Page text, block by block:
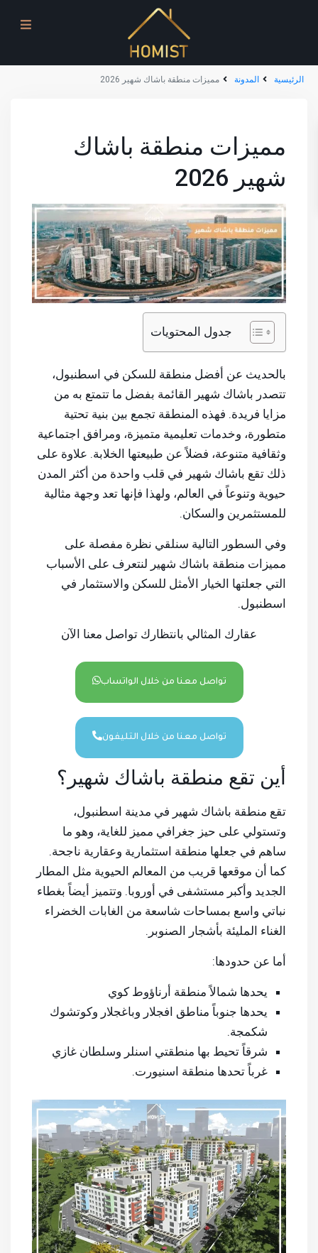
الرئيسية المدونة مميزات منطقة باشاك شهير 2026
مميزات منطقة باشاك
شهير 2026
جدول المحتويات
بالحديث عن أفضل منطقة للسكن في اسطنبول،
تتصدر باشاك شهير القائمة بفضل ما تتمتع به من
مزايا فريدة. فهذه المنطقة تجمع بين بنية تحتية
متطورة، وخدمات تعليمية متميزة، ومرافق اجتماعية
وثقافية متنوعة، فضلاً عن طبيعتها الخلابة. علاوة على
ذلك تقع باشاك شهير في قلب واحدة من أكثر المدن
حيوية وتنوعاً في العالم، ولهذا فإنها تعد وجهة مثالية
للمستثمرين والسكان.
وفي السطور التالية سنلقي نظرة مفصلة على
مميزات منطقة باشاك شهير لنتعرف على الأسباب
التي جعلتها الخيار الأمثل للسكن والاستثمار في
اسطنبول.
عقارك المثالي بانتظارك تواصل معنا الآن
تواصل معنا من خلال الواتساب
تواصل معنا من خلال التليفون
أين تقع منطقة باشاك شهير؟
تقع منطقة باشاك شهير في مدينة اسطنبول،
وتستولي على حيز جغرافي مميز للغاية، وهو ما
ساهم في جعلها منطقة استثمارية وعقارية ناجحة.
كما أن موقعها قريب من المعالم الحيوية مثل المطار
الجديد وأكبر مستشفى في أوروبا. وتتميز أيضاً بغطاء
نباتي واسع بمساحات شاسعة من الغابات الخضراء
الغناء المليئة بأشجار الصنوبر.
أما عن حدودها:
يحدها شمالاً منطقة أرناؤوط كوي
يحدها جنوباً مناطق افجلار وباغجلار وكوتشوك
شكمجة.
شرقاً تحيط بها منطقتي اسنلر وسلطان غازي
غرباً تحدها منطقة اسنيورت.